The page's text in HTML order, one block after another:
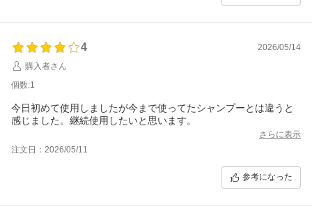
4
2026/05/14
購入者さん
個数:1
今日初めて使用しましたが今まで使ってたシャンプーとは違うと
感じました。継続使用したいと思います。
さらに表示
注文日：2026/05/11
参考になった